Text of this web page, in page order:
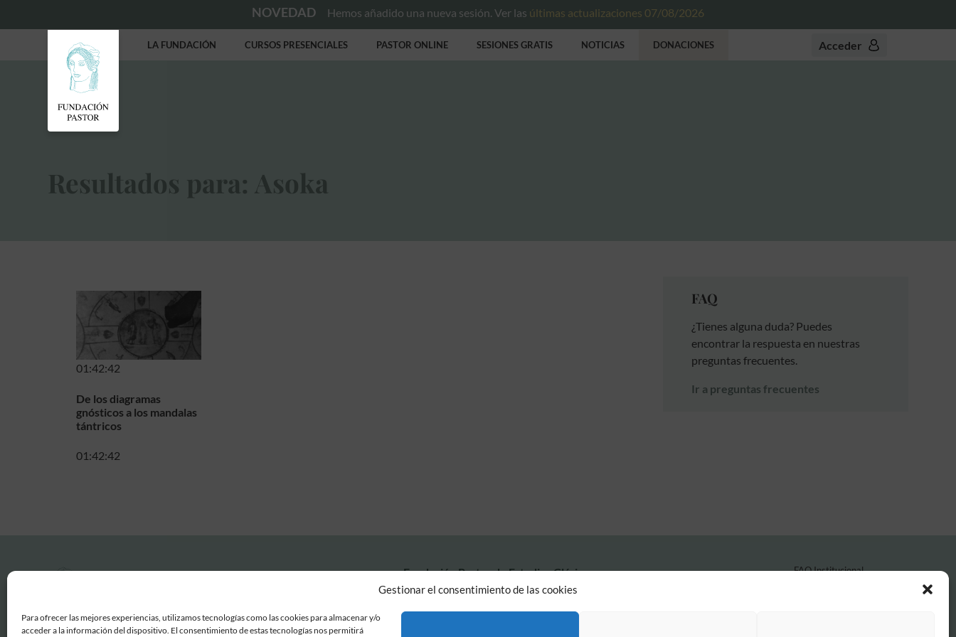
Gestionar el consentimiento de las cookies
Para ofrecer las mejores experiencias, utilizamos tecnologías como las cookies para almacenar y/o
acceder a la información del dispositivo. El consentimiento de estas tecnologías nos permitirá
NOVEDAD Hemos añadido una nueva sesión. Ver las últimas actualizaciones 07/08/2026
LA FUNDACIÓN CURSOS PRESENCIALES PASTOR ONLINE SESIONES GRATIS NOTICIAS DONACIONES Acceder
Resultados para: Asoka
01:42:42
De los diagramas
gnósticos a los mandalas
tántricos
01:42:42
FAQ
¿Tienes alguna duda? Puedes
encontrar la respuesta en nuestras
preguntas frecuentes.
Ir a preguntas frecuentes
Fundación Pastor de Estudios Clásicos
Calle Serrano, 107. Madrid, 28006.
FAQ Institucional